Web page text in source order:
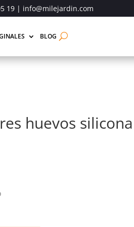
19| info@milejardin.com
BLOG
huevos